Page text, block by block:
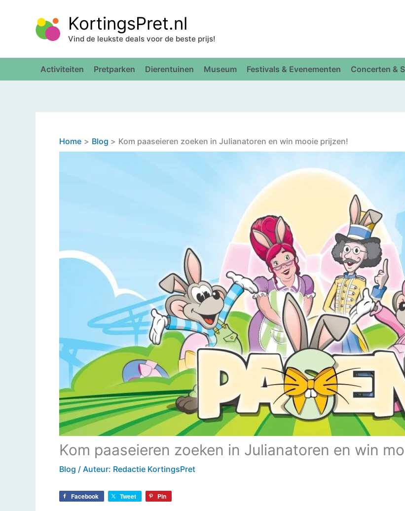
KortingsPret.nl
Vind de leukste deals voor de beste prijs!
Activiteiten Pretparken Dierentuinen Museum Festivals & Evenementen Concerten &
Home Blog Kom paaseieren zoeken in Julianatoren en win mooie prijzen!
Kom paaseieren zoeken in Julianatoren en win
Blog / Auteur: Redactie KortingsPret
Facebook Tweet Pin